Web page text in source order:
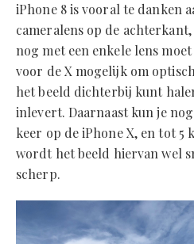
iPhone 8 is vooral te danken
cameralens op de
nog met een enkele lens
voor de X mogelijk om
het beeld dichterbij kunt
inlevert. Daarnaast kun je
keer op de iPhone X, en tot 5
wordt het beeld hiervan wel
scherp.